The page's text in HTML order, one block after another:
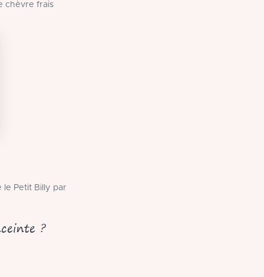
chèvre frais
le Petit Billy par
?